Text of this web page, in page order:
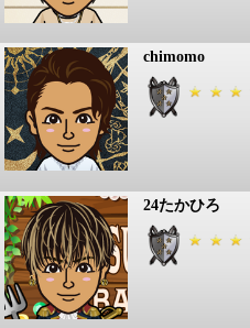
chimomo
24たかひろ